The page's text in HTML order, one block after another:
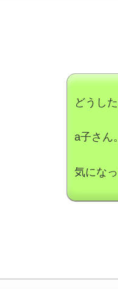
どうし
a子さん。
気にな